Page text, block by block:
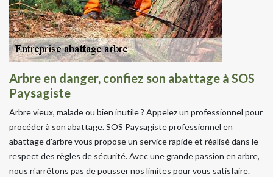
Arbre en danger, confiez son abattage à SOS
Paysagiste
Arbre vieux, malade ou bien inutile ? Appelez un professionnel pour
procéder à son abattage. SOS Paysagiste professionnel en
abattage d'arbre vous propose un service rapide et réalisé dans le
respect des règles de sécurité. Avec une grande passion en arbre,
nous n'arrêtons pas de pousser nos limites pour vous satisfaire.